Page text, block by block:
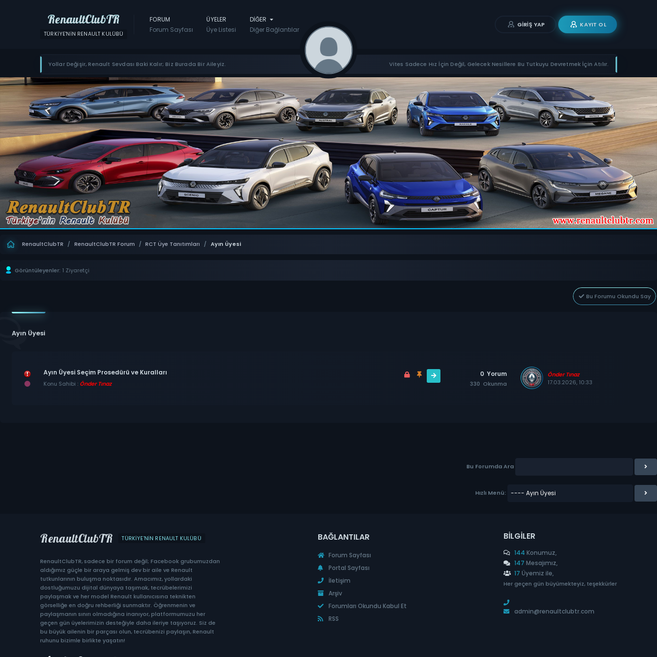
RenaultClubTR
TÜRKIYE'NIN RENAULT KULÜBÜ
FORUM
Forum Sayfası
ÜYELER
Üye Listesi
DIĞER
Diğer Bağlantılar
GIRIŞ YAP KAYIT OL
Yollar Değişir, Renault Sevdası Baki Kalır; Biz Burada Bir Aileyiz. Vites Sadece Hız İçin Değil, Gelecek Nesillere Bu Tutkuyu Devretmek İçin Atılır.
RenaultClubTR / RenaultClubTR Forum / RCT Üye Tanıtımları / Ayın Üyesi
Görüntüleyenler: 1 Ziyaretçi
Bu Forumu Okundu Say
Ayın Üyesi
Ayın Üyesi Seçim Prosedürü ve Kuralları
Konu Sahibi : Önder Tınaz
0 Yorum
330 Okunma
Önder Tınaz
17.03.2026, 10:33
Bu Forumda Ara
Hızlı Menü:
RenaultClubTR TÜRKIYE'NIN RENAULT KULÜBÜ
RenaultClubTR, sadece bir forum değil; Facebook grubumuzdan
aldığımız güçle bir araya gelmiş dev bir aile ve Renault
tutkunlarının buluşma noktasıdır. Amacımız, yollardaki
dostluğumuzu dijital dünyaya taşımak, tecrübelerimizi
paylaşmak ve her model Renault kullanıcısına teknikten
görselliğe en doğru rehberliği sunmaktır. Öğrenmenin ve
paylaşmanın sınırı olmadığına inanıyor, platformumuzu her
geçen gün üyelerimizin desteğiyle daha ileriye taşıyoruz. Siz de
bu büyük ailenin bir parçası olun, tecrübenizi paylaşın, Renault
ruhunu bizimle birlikte yaşatın!
BAĞLANTILAR
Forum Sayfası
Portal Sayfası
İletişim
Arşiv
Forumları Okundu Kabul Et
RSS
BILGILER
144 Konumuz,
147 Mesajımız,
17 Üyemiz ile,
Her geçen gün büyümekteyiz, teşekkürler
admin@renaultclubtr.com